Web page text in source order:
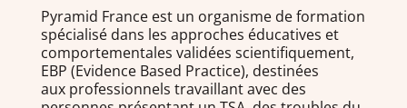
Pyramid France est un organisme de formation
spécialisé dans les approches éducatives et
comportementales validées scientifiquement,
EBP (Evidence Based Practice), destinées
aux professionnels travaillant avec des